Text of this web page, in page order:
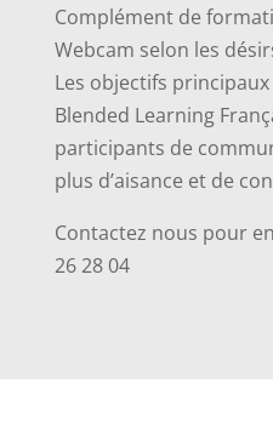
Complément de
Webcam selon les
Les objectifs
Blended Learning
participants de
plus d’aisance et de
Contactez nous pour
26 28 04